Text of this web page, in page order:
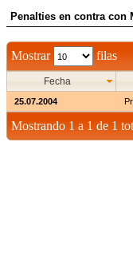
Penalties en contra con
Mostrar filas
Fecha
25.07.2004
Mostrando 1 a 1 de 1